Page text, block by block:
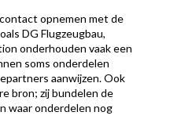
opnemen met de
DG Flugzeugbau,
onderhouden vaak een
soms onderdelen
aanwijzen. Ook
bron; zij bundelen de
waar onderdelen nog